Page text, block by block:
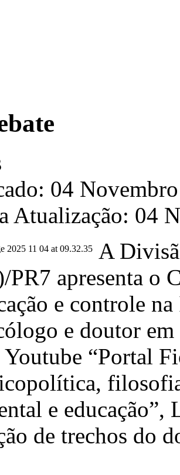
04
Atualização: 04
A
apresenta o
e controle
e doutor
“Portal
e
de trechos do